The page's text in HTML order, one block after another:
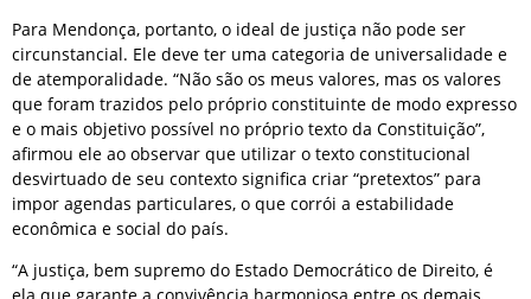
Para Mendonça, portanto, o ideal de justiça não pode ser
circunstancial. Ele deve ter uma categoria de universalidade e
de atemporalidade. “Não são os meus valores, mas os valores
que foram trazidos pelo próprio constituinte de modo expresso
e o mais objetivo possível no próprio texto da Constituição”,
afirmou ele ao observar que utilizar o texto constitucional
desvirtuado de seu contexto significa criar “pretextos” para
impor agendas particulares, o que corrói a estabilidade
econômica e social do país.
“A justiça, bem supremo do Estado Democrático de Direito, é